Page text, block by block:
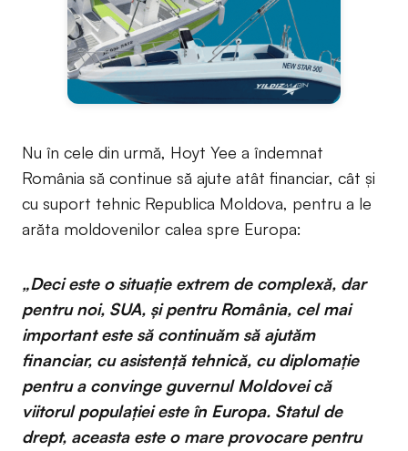
Nu în cele din urmă, Hoyt Yee a îndemnat
România să continue să ajute atât financiar, cât și
cu suport tehnic Republica Moldova, pentru a le
arăta moldovenilor calea spre Europa:
„Deci este o situație extrem de complexă, dar
pentru noi, SUA, și pentru România, cel mai
important este să continuăm să ajutăm
financiar, cu asistență tehnică, cu diplomație
pentru a convinge guvernul Moldovei că
viitorul populației este în Europa. Statul de
drept, aceasta este o mare provocare pentru